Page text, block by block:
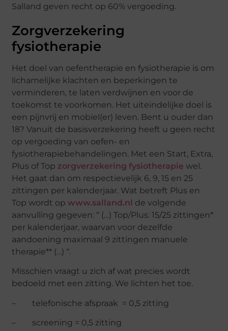
Salland geven recht op 60% vergoeding.
Zorgverzekering
fysiotherapie
Het doel van oefentherapie en fysiotherapie is om
lichamelijke klachten en beperkingen te
verminderen, te laten verdwijnen en voor de
toekomst te voorkomen. Het uiteindelijke doel is
een pijnvrij en mobiel(er) leven. Bent u ouder dan
18? Vanuit de basisverzekering heeft u geen recht
op vergoeding van oefen- en
fysiotherapiebehandelingen. Met een Start, Extra,
Plus of Top zorgverzekering fysiotherapie wel.
Het gaat dan om respectievelijk 6, 9, 15 en 25
zittingen per kalenderjaar. Wat betreft Plus en
Top wordt opwww.salland.nl de volgende
aanvulling gegeven: “ (…) Top/Plus: 15/25 zittingen*
per kalenderjaar, waarvan voor dezelfde
aandoening maximaal 9 zittingen manuele
therapie** (…) “.
Misschien vraagt u zich af wat precies wordt
bedoeld met een zitting. We lichten het toe.
– telefonische afspraak = 0,5 zitting
– screening = 0,5 zitting